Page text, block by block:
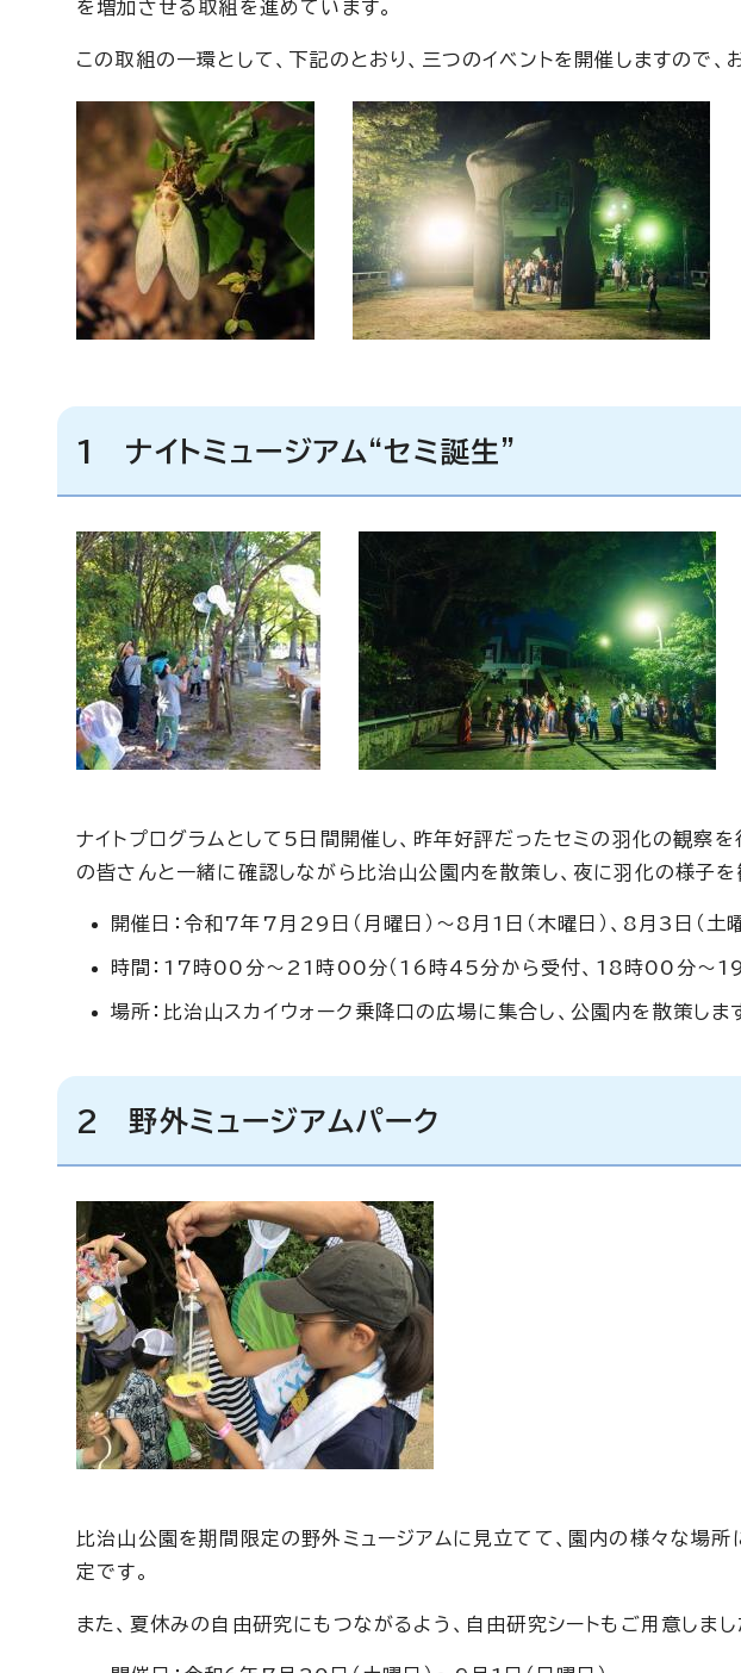
を増加させる取組を進めています。
この取組の一環として、下記のとおり、三つのイベントを開催しますので、
1 ナイトミュージアム“セミ誕生”
ナイトプログラムとして5日間開催し、昨年好評だったセミの羽化の観察
の皆さんと一緒に確認しながら比治山公園内を散策し、夜に羽化の様子を
開催日：令和7年7月29日（月曜日）～8月1日（木曜日）、8月3日（土曜
時間：17時00分～21時00分（16時45分から受付、18時00分～19
場所：比治山スカイウォーク乗降口の広場に集合し、公園内を散策しま
2 野外ミュージアムパーク
比治山公園を期間限定の野外ミュージアムに見立てて、園内の様々な場所
定です。
また、夏休みの自由研究にもつながるよう、自由研究シートもご用意しまし